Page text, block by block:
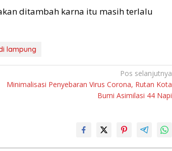
ditambah karna itu masih terlalu
lampung
Pos selanjutnya
Minimalisasi Penyebaran Virus Corona, Rutan Kota
Bumi Asimilasi 44 Napi